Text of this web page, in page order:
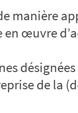
manière
en œuvre
de la